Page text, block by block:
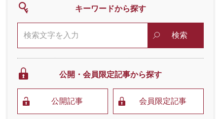
キーワードから探す
検索
公開・会員限定記事から探す
公開記事 会員限定記事